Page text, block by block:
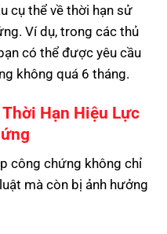
cụ thể về thời hạn sử
Ví dụ, trong các thủ
có thể được yêu cầu
không quá 6 tháng.
Hạn Hiệu Lực
công chứng không chỉ
mà còn bị ảnh hưởng